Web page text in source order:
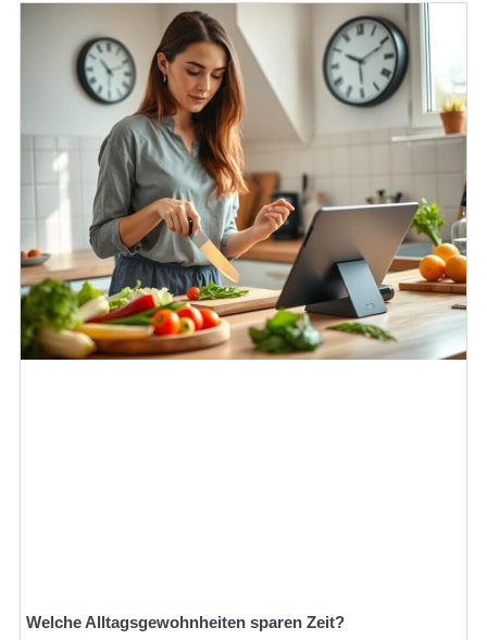
Welche Alltagsgewohnheiten sparen Zeit?